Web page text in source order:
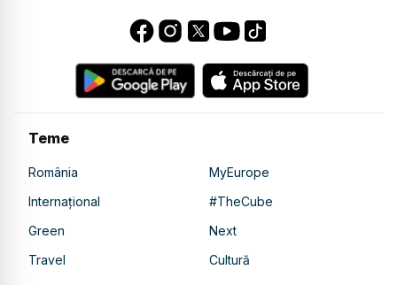
Teme
România
MyEurope
Internațional
#TheCube
Green
Next
Travel
Cultură